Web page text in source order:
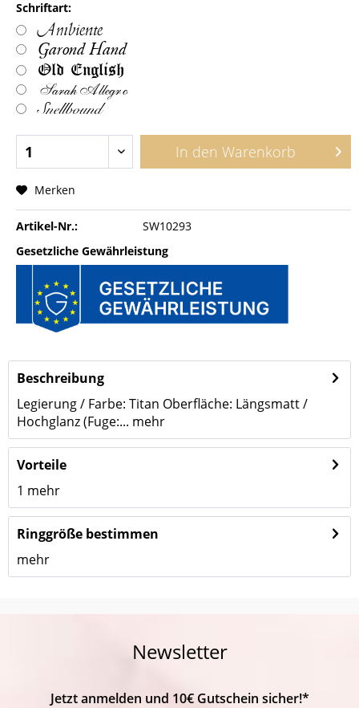
Schriftart:
Ambiente
Garond Hand
Old English
Sarah Allegro
Snellbound
In den Warenkorb
Merken
Artikel-Nr.:
SW10293
Gesetzliche Gewährleistung
Beschreibung
Legierung / Farbe: Titan Oberfläche: Längsmatt /
Hochglanz (Fuge:... mehr
Vorteile
1 mehr
Ringgröße bestimmen
mehr
Newsletter
Jetzt anmelden und 10€ Gutschein sicher!*